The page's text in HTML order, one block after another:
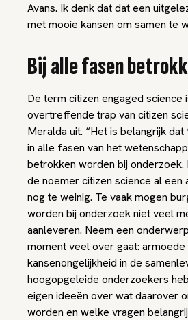
Avans. Ik denk dat dat een
met mooie kansen om samen te
Bij alle fasen
De term citizen engaged science
overtreffende trap van citizen
Meralda uit. “Het is belangrijk dat
in alle fasen van het
betrokken worden bij
de noemer citizen science al een
nog te weinig. Te vaak mogen
worden bij onderzoek niet veel
aanleveren. Neem een
moment veel over gaat: armoede
kansenongelijkheid in de
hoogopgeleide onderzoekers
eigen ideeën over wat daarover
worden en welke vragen